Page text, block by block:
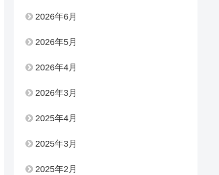
2026年6月
2026年5月
2026年4月
2026年3月
2025年4月
2025年3月
2025年2月